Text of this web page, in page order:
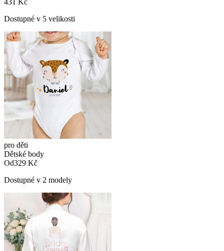
431 Kč
Dostupné v 5 velikosti
pro děti
Dětské body
Od329 Kč
Dostupné v 2 modely